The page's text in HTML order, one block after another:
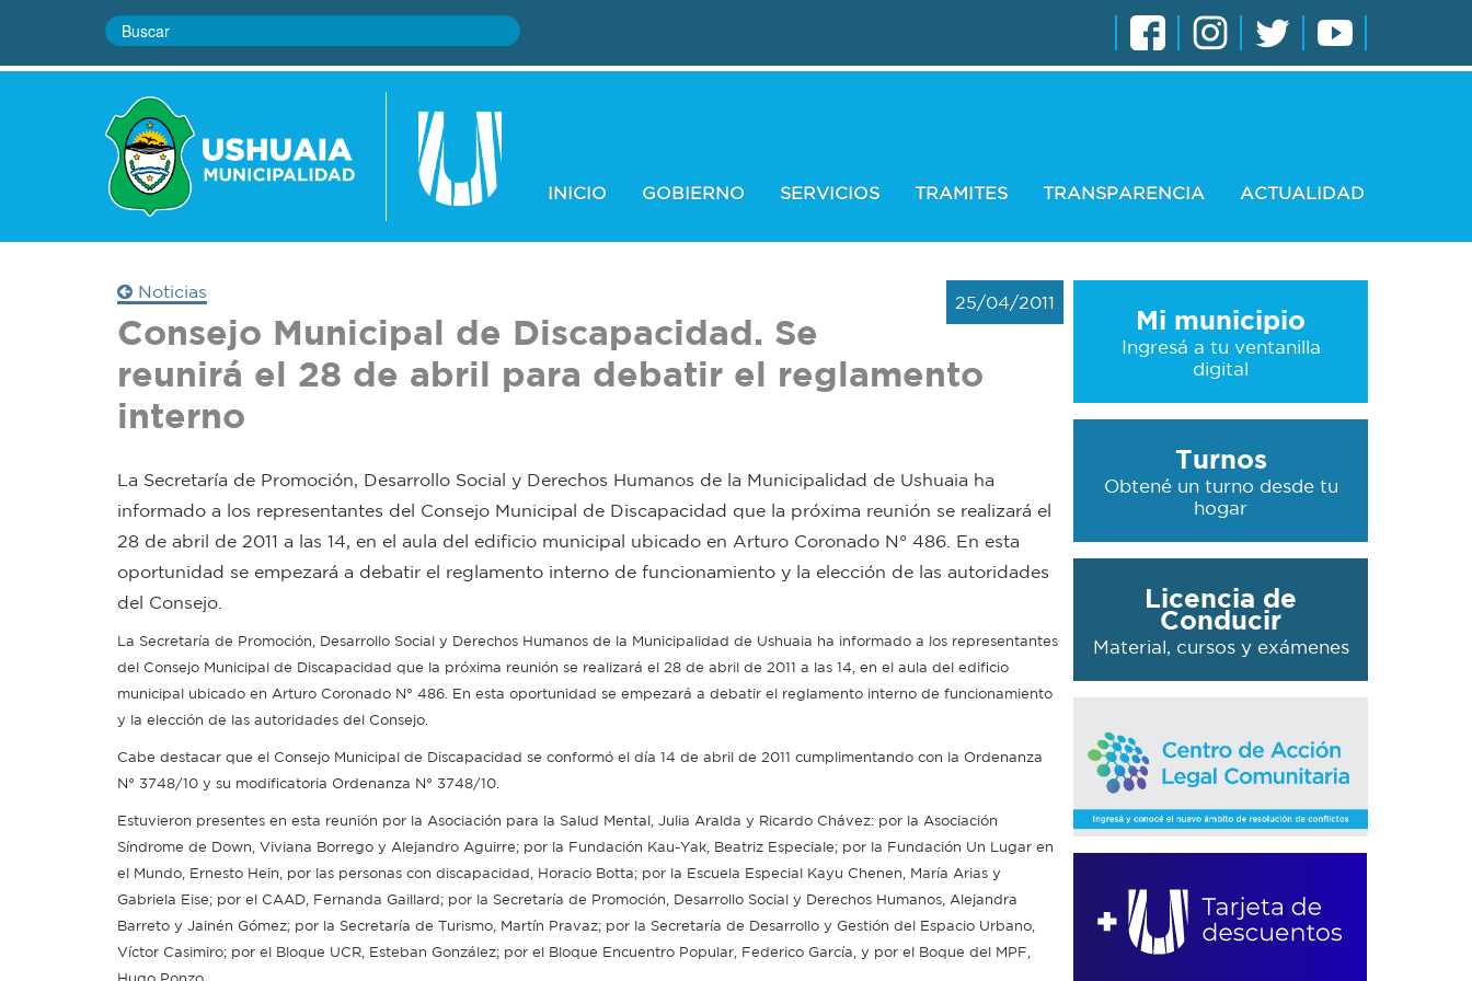
INICIO GOBIERNO SERVICIOS TRAMITES TRANSPARENCIA ACTUALIDAD
Noticias
25/04/2011
Consejo Municipal de Discapacidad. Se
reunirá el 28 de abril para debatir el reglamento
interno
La Secretaría de Promoción, Desarrollo Social y Derechos Humanos de la Municipalidad de Ushuaia ha
informado a los representantes del Consejo Municipal de Discapacidad que la próxima reunión se realizará el
28 de abril de 2011 a las 14, en el aula del edificio municipal ubicado en Arturo Coronado N° 486. En esta
oportunidad se empezará a debatir el reglamento interno de funcionamiento y la elección de las autoridades
del Consejo.
La Secretaría de Promoción, Desarrollo Social y Derechos Humanos de la Municipalidad de Ushuaia ha informado a los representantes
del Consejo Municipal de Discapacidad que la próxima reunión se realizará el 28 de abril de 2011 a las 14, en el aula del edificio
municipal ubicado en Arturo Coronado N° 486. En esta oportunidad se empezará a debatir el reglamento interno de funcionamiento
y la elección de las autoridades del Consejo.
Cabe destacar que el Consejo Municipal de Discapacidad se conformó el día 14 de abril de 2011 cumplimentando con la Ordenanza
N° 3748/10 y su modificatoria Ordenanza N° 3748/10.
Estuvieron presentes en esta reunión por la Asociación para la Salud Mental, Julia Aralda y Ricardo Chávez: por la Asociación
Síndrome de Down, Viviana Borrego y Alejandro Aguirre; por la Fundación Kau-Yak, Beatriz Especiale; por la Fundación Un Lugar en
el Mundo, Ernesto Hein, por las personas con discapacidad, Horacio Botta; por la Escuela Especial Kayu Chenen, María Arias y
Gabriela Eise; por el CAAD, Fernanda Gaillard; por la Secretaría de Promoción, Desarrollo Social y Derechos Humanos, Alejandra
Barreto y Jainén Gómez; por la Secretaría de Turismo, Martín Pravaz; por la Secretaría de Desarrollo y Gestión del Espacio Urbano,
Víctor Casimiro; por el Bloque UCR, Esteban González; por el Bloque Encuentro Popular, Federico García, y por el Boque del MPF,
Mi municipio
Ingresá a tu ventanilla
digital
Turnos
Obtené un turno desde tu
hogar
Licencia de
Conducir
Material, cursos y exámenes